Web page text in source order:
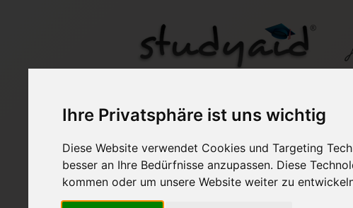
Ihre Privatsphäre ist uns wichtig
Diese Website verwendet Cookies und Targeting
besser an Ihre Bedürfnisse anzupassen. Diese
kommen oder um unsere Website weiter zu
ILS MatS 14 Lösungshilfen
Auf StudyAid.de verkaufen